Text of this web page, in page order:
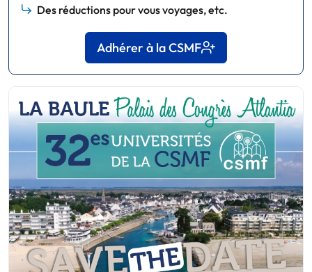
Des réductions pour vous voyages, etc.
Adhérer à la CSMF